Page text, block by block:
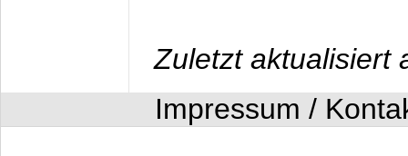
Zuletzt aktualisiert
Impressum /